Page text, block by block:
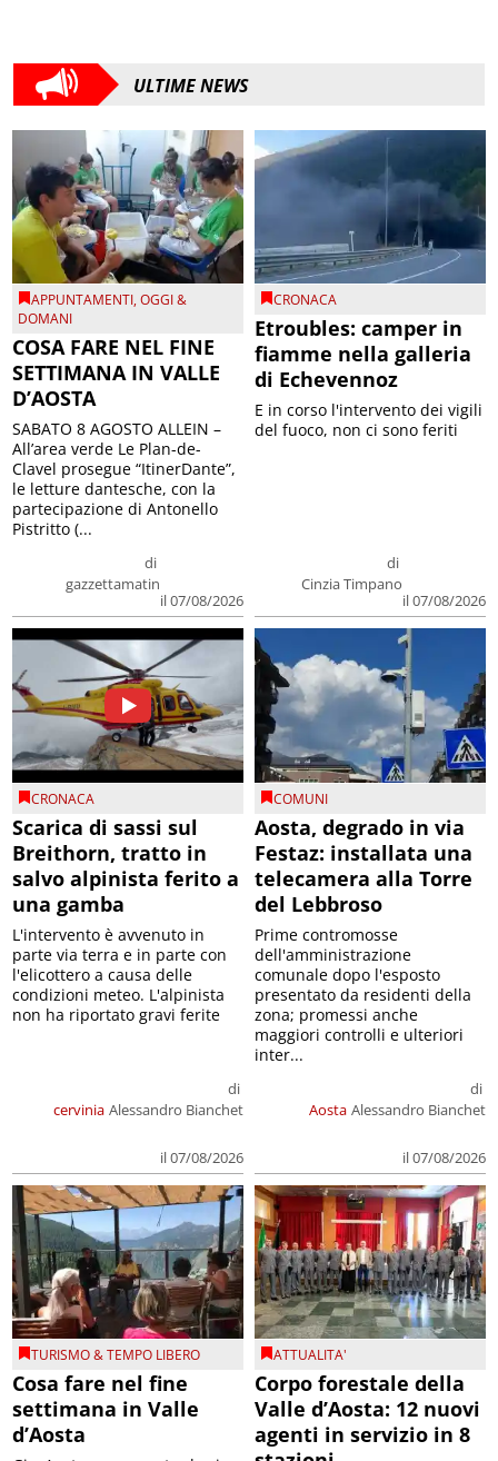
ULTIME NEWS
APPUNTAMENTI,OGGI &
DOMANI
COSA FARE NEL FINE
SETTIMANA IN VALLE
D’AOSTA
di
gazzettamatin
il 07/08/2026
SABATO 8 AGOSTO ALLEIN –
All’area verde Le Plan-de-
Clavel prosegue “ItinerDante”,
le letture dantesche, con la
partecipazione di Antonello
Pistritto (...
CRONACA
Etroubles: camper in
fiamme nella galleria
di Echevennoz
di
Cinzia Timpano
il 07/08/2026
E in corso l'intervento dei vigili
del fuoco, non ci sono feriti
CRONACA
Scarica di sassi sul
Breithorn, tratto in
salvo alpinista ferito a
una gamba
cervinia
di
Alessandro Bianchet
il 07/08/2026
L'intervento è avvenuto in
parte via terra e in parte con
l'elicottero a causa delle
condizioni meteo. L'alpinista
non ha riportato gravi ferite
COMUNI
Aosta, degrado in via
Festaz: installata una
telecamera alla Torre
del Lebbroso
Aosta
di
Alessandro Bianchet
il 07/08/2026
Prime contromosse
dell'amministrazione
comunale dopo l'esposto
presentato da residenti della
zona; promessi anche
maggiori controlli e ulteriori
inter...
TURISMO & TEMPO LIBERO
Cosa fare nel fine
settimana in Valle
d’Aosta
ATTUALITA'
Corpo forestale della
Valle d’Aosta: 12 nuovi
agenti in servizio in 8